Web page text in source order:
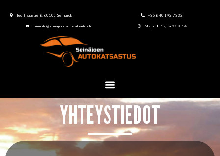
Teollisuustie 8, 60100 Seinäjoki +358 40 192 7332
toimisto@seinajoenautokatsastus.fi Ma-pe 8-17, la 9.30-14
YHTEYSTIEDOT